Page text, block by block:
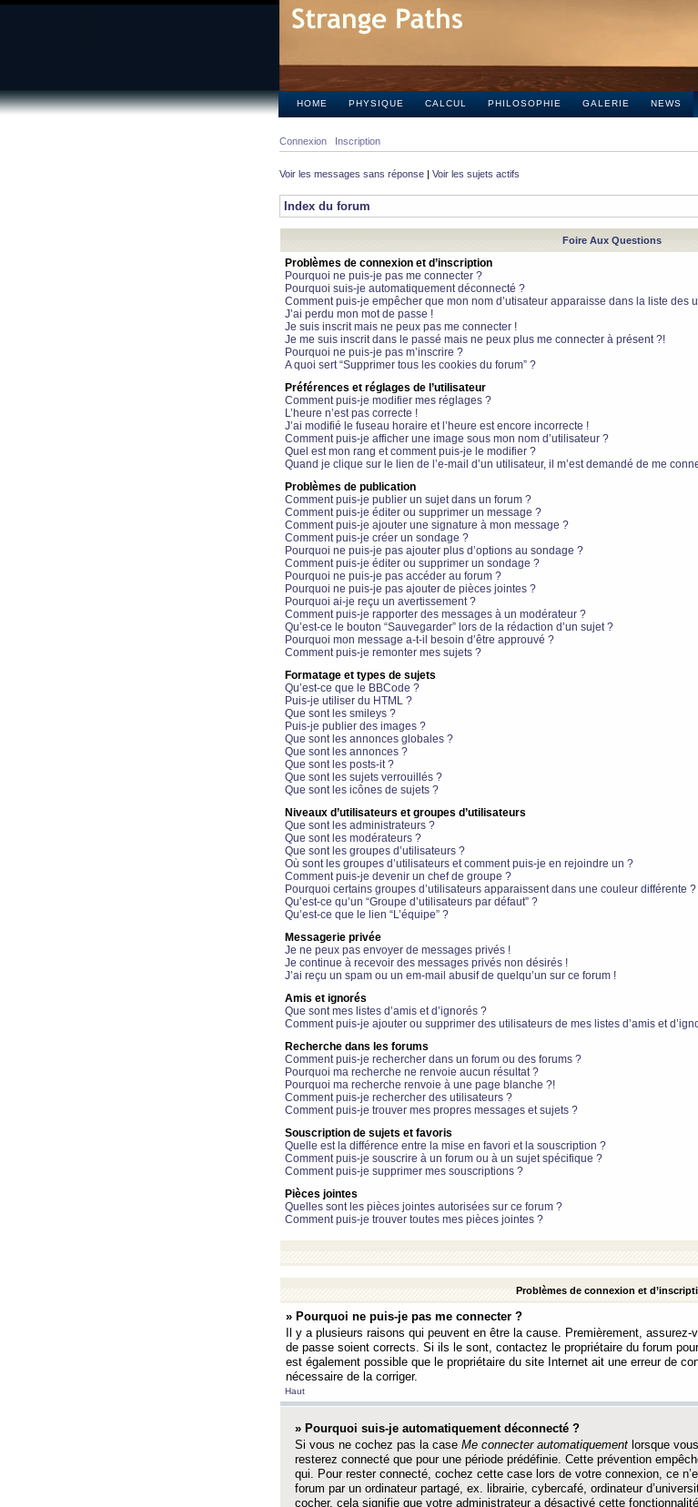
HOME PHYSIQUE CALCUL PHILOSOPHIE GALERIE NEWS
Connexion Inscription
Voir les messages sans réponse | Voir les sujets actifs
Index du forum
Foire Aux Questions
Problèmes de connexion et d’inscription
Pourquoi ne puis-je pas me connecter ?
Pourquoi suis-je automatiquement déconnecté ?
Comment puis-je empêcher que mon nom d’utisateur apparaisse dans la liste des
J’ai perdu mon mot de passe !
Je suis inscrit mais ne peux pas me connecter !
Je me suis inscrit dans le passé mais ne peux plus me connecter à présent ?!
Pourquoi ne puis-je pas m’inscrire ?
A quoi sert “Supprimer tous les cookies du forum” ?
Préférences et réglages de l’utilisateur
Comment puis-je modifier mes réglages ?
L’heure n’est pas correcte !
J’ai modifié le fuseau horaire et l’heure est encore incorrecte !
Comment puis-je afficher une image sous mon nom d’utilisateur ?
Quel est mon rang et comment puis-je le modifier ?
Quand je clique sur le lien de l’e-mail d’un utilisateur, il m’est demandé de me
Problèmes de publication
Comment puis-je publier un sujet dans un forum ?
Comment puis-je éditer ou supprimer un message ?
Comment puis-je ajouter une signature à mon message ?
Comment puis-je créer un sondage ?
Pourquoi ne puis-je pas ajouter plus d’options au sondage ?
Comment puis-je éditer ou supprimer un sondage ?
Pourquoi ne puis-je pas accéder au forum ?
Pourquoi ne puis-je pas ajouter de pièces jointes ?
Pourquoi ai-je reçu un avertissement ?
Comment puis-je rapporter des messages à un modérateur ?
Qu’est-ce le bouton “Sauvegarder” lors de la rédaction d’un sujet ?
Pourquoi mon message a-t-il besoin d’être approuvé ?
Comment puis-je remonter mes sujets ?
Formatage et types de sujets
Qu’est-ce que le BBCode ?
Puis-je utiliser du HTML ?
Que sont les smileys ?
Puis-je publier des images ?
Que sont les annonces globales ?
Que sont les annonces ?
Que sont les posts-it ?
Que sont les sujets verrouillés ?
Que sont les icônes de sujets ?
Niveaux d’utilisateurs et groupes d’utilisateurs
Que sont les administrateurs ?
Que sont les modérateurs ?
Que sont les groupes d’utilisateurs ?
Où sont les groupes d’utilisateurs et comment puis-je en rejoindre un ?
Comment puis-je devenir un chef de groupe ?
Pourquoi certains groupes d’utilisateurs apparaissent dans une couleur différente ?
Qu’est-ce qu’un “Groupe d’utilisateurs par défaut” ?
Qu’est-ce que le lien “L’équipe” ?
Messagerie privée
Je ne peux pas envoyer de messages privés !
Je continue à recevoir des messages privés non désirés !
J’ai reçu un spam ou un em-mail abusif de quelqu’un sur ce forum !
Amis et ignorés
Que sont mes listes d’amis et d’ignorés ?
Comment puis-je ajouter ou supprimer des utilisateurs de mes listes d’amis et
Recherche dans les forums
Comment puis-je rechercher dans un forum ou des forums ?
Pourquoi ma recherche ne renvoie aucun résultat ?
Pourquoi ma recherche renvoie à une page blanche ?!
Comment puis-je rechercher des utilisateurs ?
Comment puis-je trouver mes propres messages et sujets ?
Souscription de sujets et favoris
Quelle est la différence entre la mise en favori et la souscription ?
Comment puis-je souscrire à un forum ou à un sujet spécifique ?
Comment puis-je supprimer mes souscriptions ?
Pièces jointes
Quelles sont les pièces jointes autorisées sur ce forum ?
Comment puis-je trouver toutes mes pièces jointes ?
Problèmes de connexion et
» Pourquoi ne puis-je pas me connecter ?
Il y a plusieurs raisons qui peuvent en être la cause. Premièrement,
de passe soient corrects. Si ils le sont, contactez le propriétaire du forum
est également possible que le propriétaire du site Internet ait une erreur de
nécessaire de la corriger.
Haut
» Pourquoi suis-je automatiquement déconnecté ?
Si vous ne cochez pas la case Me connecter automatiquement lorsque
resterez connecté que pour une période prédéfinie. Cette prévention
qui. Pour rester connecté, cochez cette case lors de votre connexion, ce
forum par un ordinateur partagé, ex. librairie, cybercafé, ordinateur
cocher, cela signifie que votre administrateur a désactivé cette